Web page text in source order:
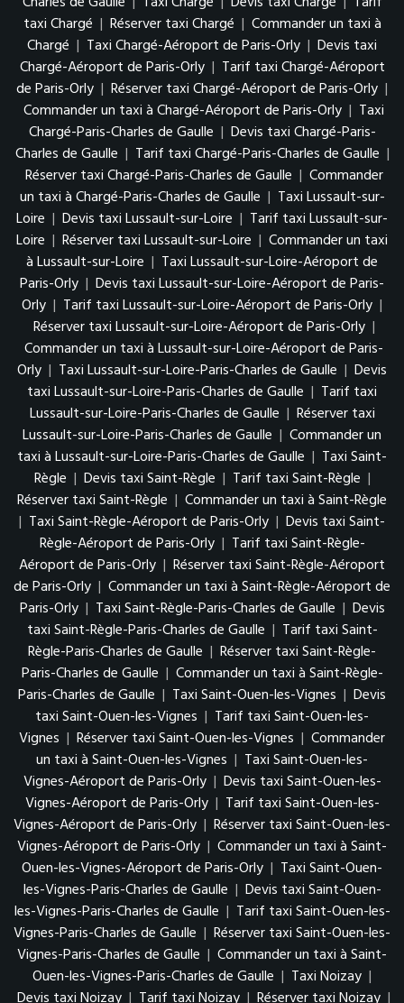
taxi Chargé | Réserver taxi Chargé | Commander un taxi à
Chargé | Taxi Chargé-Aéroport de Paris-Orly | Devis taxi
Chargé-Aéroport de Paris-Orly | Tarif taxi Chargé-Aéroport
de Paris-Orly | Réserver taxi Chargé-Aéroport de Paris-Orly |
Commander un taxi à Chargé-Aéroport de Paris-Orly | Taxi
Chargé-Paris-Charles de Gaulle | Devis taxi Chargé-Paris-
Charles de Gaulle | Tarif taxi Chargé-Paris-Charles de Gaulle |
Réserver taxi Chargé-Paris-Charles de Gaulle | Commander
un taxi à Chargé-Paris-Charles de Gaulle | Taxi Lussault-sur-
Loire | Devis taxi Lussault-sur-Loire | Tarif taxi Lussault-sur-
Loire | Réserver taxi Lussault-sur-Loire | Commander un taxi
à Lussault-sur-Loire | Taxi Lussault-sur-Loire-Aéroport de
Paris-Orly | Devis taxi Lussault-sur-Loire-Aéroport de Paris-
Orly | Tarif taxi Lussault-sur-Loire-Aéroport de Paris-Orly |
Réserver taxi Lussault-sur-Loire-Aéroport de Paris-Orly |
Commander un taxi à Lussault-sur-Loire-Aéroport de Paris-
Orly | Taxi Lussault-sur-Loire-Paris-Charles de Gaulle | Devis
taxi Lussault-sur-Loire-Paris-Charles de Gaulle | Tarif taxi
Lussault-sur-Loire-Paris-Charles de Gaulle | Réserver taxi
Lussault-sur-Loire-Paris-Charles de Gaulle | Commander un
taxi à Lussault-sur-Loire-Paris-Charles de Gaulle | Taxi Saint-
Règle | Devis taxi Saint-Règle | Tarif taxi Saint-Règle |
Réserver taxi Saint-Règle | Commander un taxi à Saint-Règle
| Taxi Saint-Règle-Aéroport de Paris-Orly | Devis taxi Saint-
Règle-Aéroport de Paris-Orly | Tarif taxi Saint-Règle-
Aéroport de Paris-Orly | Réserver taxi Saint-Règle-Aéroport
de Paris-Orly | Commander un taxi à Saint-Règle-Aéroport de
Paris-Orly | Taxi Saint-Règle-Paris-Charles de Gaulle | Devis
taxi Saint-Règle-Paris-Charles de Gaulle | Tarif taxi Saint-
Règle-Paris-Charles de Gaulle | Réserver taxi Saint-Règle-
Paris-Charles de Gaulle | Commander un taxi à Saint-Règle-
Paris-Charles de Gaulle | Taxi Saint-Ouen-les-Vignes | Devis
taxi Saint-Ouen-les-Vignes | Tarif taxi Saint-Ouen-les-
Vignes | Réserver taxi Saint-Ouen-les-Vignes | Commander
un taxi à Saint-Ouen-les-Vignes | Taxi Saint-Ouen-les-
Vignes-Aéroport de Paris-Orly | Devis taxi Saint-Ouen-les-
Vignes-Aéroport de Paris-Orly | Tarif taxi Saint-Ouen-les-
Vignes-Aéroport de Paris-Orly | Réserver taxi Saint-Ouen-les-
Vignes-Aéroport de Paris-Orly | Commander un taxi à Saint-
Ouen-les-Vignes-Aéroport de Paris-Orly | Taxi Saint-Ouen-
les-Vignes-Paris-Charles de Gaulle | Devis taxi Saint-Ouen-
les-Vignes-Paris-Charles de Gaulle | Tarif taxi Saint-Ouen-les-
Vignes-Paris-Charles de Gaulle | Réserver taxi Saint-Ouen-les-
Vignes-Paris-Charles de Gaulle | Commander un taxi à Saint-
Ouen-les-Vignes-Paris-Charles de Gaulle | Taxi Noizay |